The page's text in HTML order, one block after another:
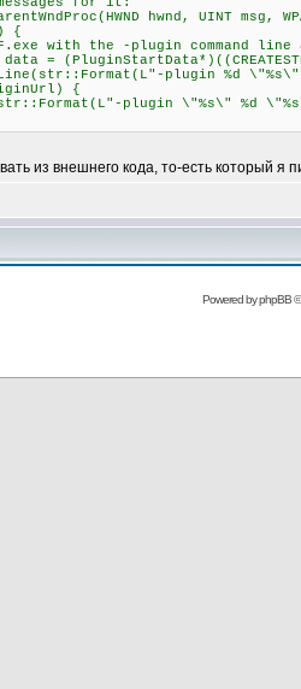
hwnd, UINT msg,
{
with the -plugin command line
plugin %d
{
plugin \"%s\" %d
из внешнего кода, то-есть который я
Powered byphpBB©